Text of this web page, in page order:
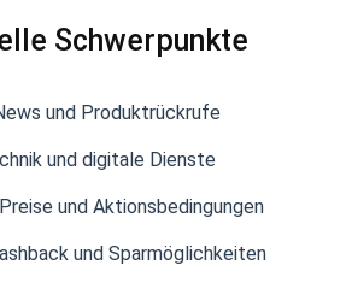
Schwerpunkte
und Produktrückrufe
und digitale Dienste
und Aktionsbedingungen
und Sparmöglichkeiten